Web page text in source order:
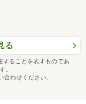
でも相談してほし
る
することを表すものであ
。
わせください。